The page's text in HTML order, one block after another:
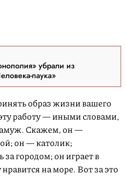
убрали из
паука»
образ жизни вашего
работу — иными словами,
Скажем, он —
он — католик;
городом; он играет в
на море. Вот за это